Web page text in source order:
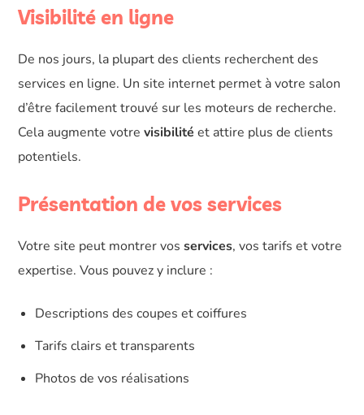
Visibilité en ligne
De nos jours, la plupart des clients recherchent des
services en ligne. Un site internet permet à votre salon
d’être facilement trouvé sur les moteurs de recherche.
Cela augmente votrevisibilité et attire plus de clients
potentiels.
Présentation de vos services
Votre site peut montrer vosservices, vos tarifs et votre
expertise. Vous pouvez y inclure :
Descriptions des coupes et coiffures
Tarifs clairs et transparents
Photos de vos réalisations